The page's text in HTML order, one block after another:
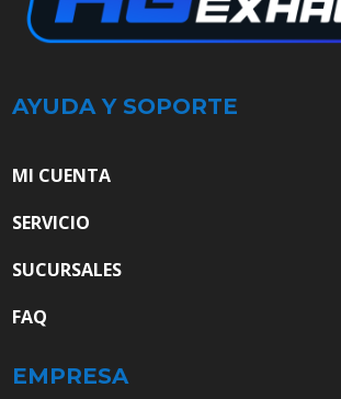
AYUDA Y SOPORTE
MI CUENTA
SERVICIO
SUCURSALES
FAQ
EMPRESA